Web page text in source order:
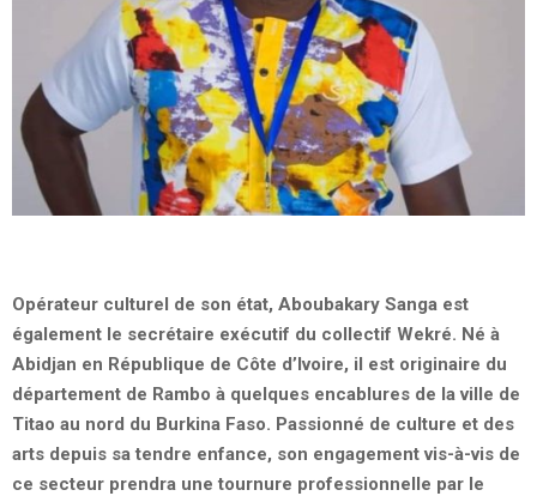
Opérateur culturel de son état, Aboubakary Sanga est
également le secrétaire exécutif du collectif Wekré. Né à
Abidjan en République de Côte d’Ivoire, il est originaire du
département de Rambo à quelques encablures de la ville de
Titao au nord du Burkina Faso. Passionné de culture et des
arts depuis sa tendre enfance, son engagement vis-à-vis de
ce secteur prendra une tournure professionnelle par le